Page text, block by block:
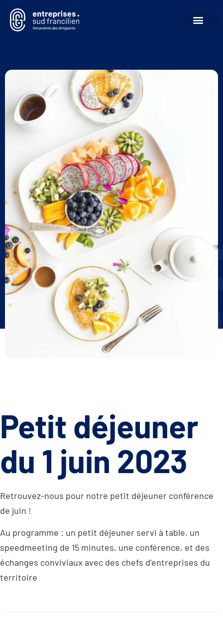
Petit déjeuner
du 1 juin 2023
Retrouvez-nous pour notre petit déjeuner conférence
de juin !
Au programme : un petit déjeuner servi à table, un
speedmeeting de 15 minutes, une conférence, et des
échanges conviviaux avec des chefs d’entreprises du
territoire